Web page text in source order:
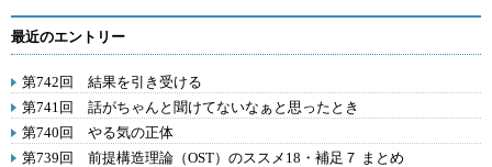
最近のエントリー
第742回 結果を引き受ける
第741回 話がちゃんと聞けてないなぁと思ったとき
第740回 やる気の正体
第739回 前提構造理論（OST）のススメ18・補足７ まとめ